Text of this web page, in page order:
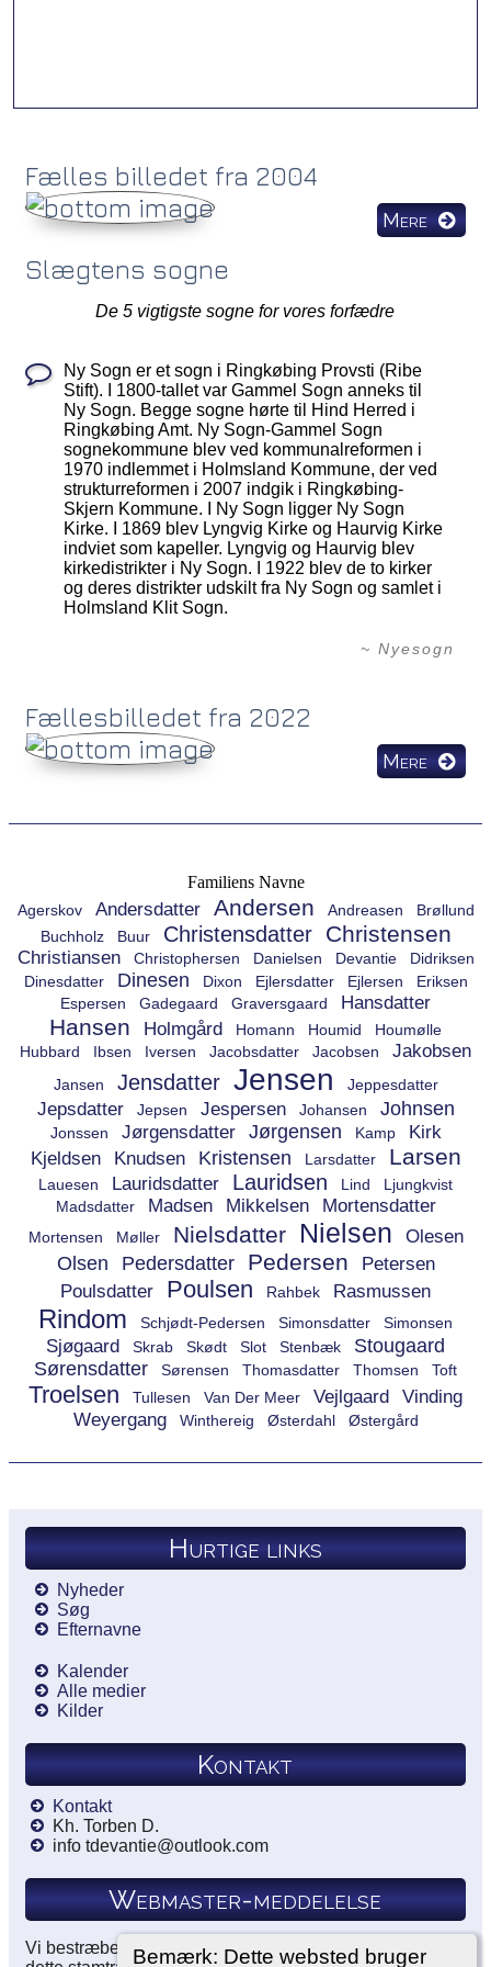
Bemærk: Dette websted bruger
dør i
Fælles billedet fra 2004
Mere
Slægtens sogne
De 5 vigtigste sogne for vores forfædre
Ny Sogn er et sogn i Ringkøbing Provsti (Ribe
Stift). I 1800-tallet var Gammel Sogn anneks til
Ny Sogn. Begge sogne hørte til Hind Herred i
Ringkøbing Amt. Ny Sogn-Gammel Sogn
sognekommune blev ved kommunalreformen i
1970 indlemmet i Holmsland Kommune, der ved
strukturreformen i 2007 indgik i Ringkøbing-
Skjern Kommune. I Ny Sogn ligger Ny Sogn
Kirke. I 1869 blev Lyngvig Kirke og Haurvig Kirke
indviet som kapeller. Lyngvig og Haurvig blev
kirkedistrikter i Ny Sogn. I 1922 blev de to kirker
og deres distrikter udskilt fra Ny Sogn og samlet i
Holmsland Klit Sogn.
~ Nyesogn
Fællesbilledet fra 2022
Mere
Familiens Navne
Agerskov Andersdatter Andersen Andreasen
Brøllund
Buchholz
Buur Christensdatter Christensen
Christiansen Christophersen Danielsen Devantie
Didriksen
Dinesdatter
Dinesen Dixon Ejlersdatter Ejlersen
Eriksen
Espersen
Gadegaard Graversgaard Hansdatter
Hansen Holmgård Homann Houmid
Houmølle
Hubbard
Ibsen Iversen Jacobsdatter Jacobsen Jakobsen
Jansen Jensdatter Jensen Jeppesdatter
Jepsdatter Jepsen Jespersen Johansen Johnsen
Jonssen Jørgensdatter Jørgensen Kamp
Kirk
Kjeldsen
Knudsen Kristensen Larsdatter Larsen
Lauesen Lauridsdatter Lauridsen Lind
Ljungkvist
Madsdatter
Madsen Mikkelsen Mortensdatter
Mortensen Møller Nielsdatter Nielsen Olesen
Olsen Pedersdatter Pedersen
Petersen
Poulsdatter
Poulsen Rahbek Rasmussen
Rindom Schjødt-Pedersen Simonsdatter Simonsen
Sjøgaard Skrab Skødt Slot Stenbæk
Stougaard
Sørensdatter
Sørensen Thomasdatter Thomsen Toft
Troelsen Tullesen Van Der Meer Vejlgaard
Vinding
Weyergang
Winthereig Østerdahl Østergård
Hurtige links
Nyheder
Søg
Efternavne
Kalender
Alle medier
Kilder
Kontakt
Kontakt
Kh. Torben D.
info tdevantie@outlook.com
Webmaster-meddelelse
Vi bestræber os på at dokumentere alle vores kilder i